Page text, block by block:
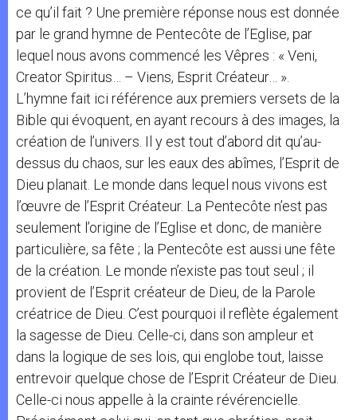
ce qu’il fait ? Une première réponse nous est donnée
par le grand hymne de Pentecôte de l’Eglise, par
lequel nous avons commencé les Vêpres : « Veni,
Creator Spiritus… – Viens, Esprit Créateur… ».
L’hymne fait ici référence aux premiers versets de la
Bible qui évoquent, en ayant recours à des images, la
création de l’univers. Il y est tout d’abord dit qu’au-
dessus du chaos, sur les eaux des abîmes, l’Esprit de
Dieu planait. Le monde dans lequel nous vivons est
l’œuvre de l’Esprit Créateur. La Pentecôte n’est pas
seulement l’origine de l’Eglise et donc, de manière
particulière, sa fête ; la Pentecôte est aussi une fête
de la création. Le monde n’existe pas tout seul ; il
provient de l’Esprit créateur de Dieu, de la Parole
créatrice de Dieu. C’est pourquoi il reflète également
la sagesse de Dieu. Celle-ci, dans son ampleur et
dans la logique de ses lois, qui englobe tout, laisse
entrevoir quelque chose de l’Esprit Créateur de Dieu.
Celle-ci nous appelle à la crainte révérencielle.